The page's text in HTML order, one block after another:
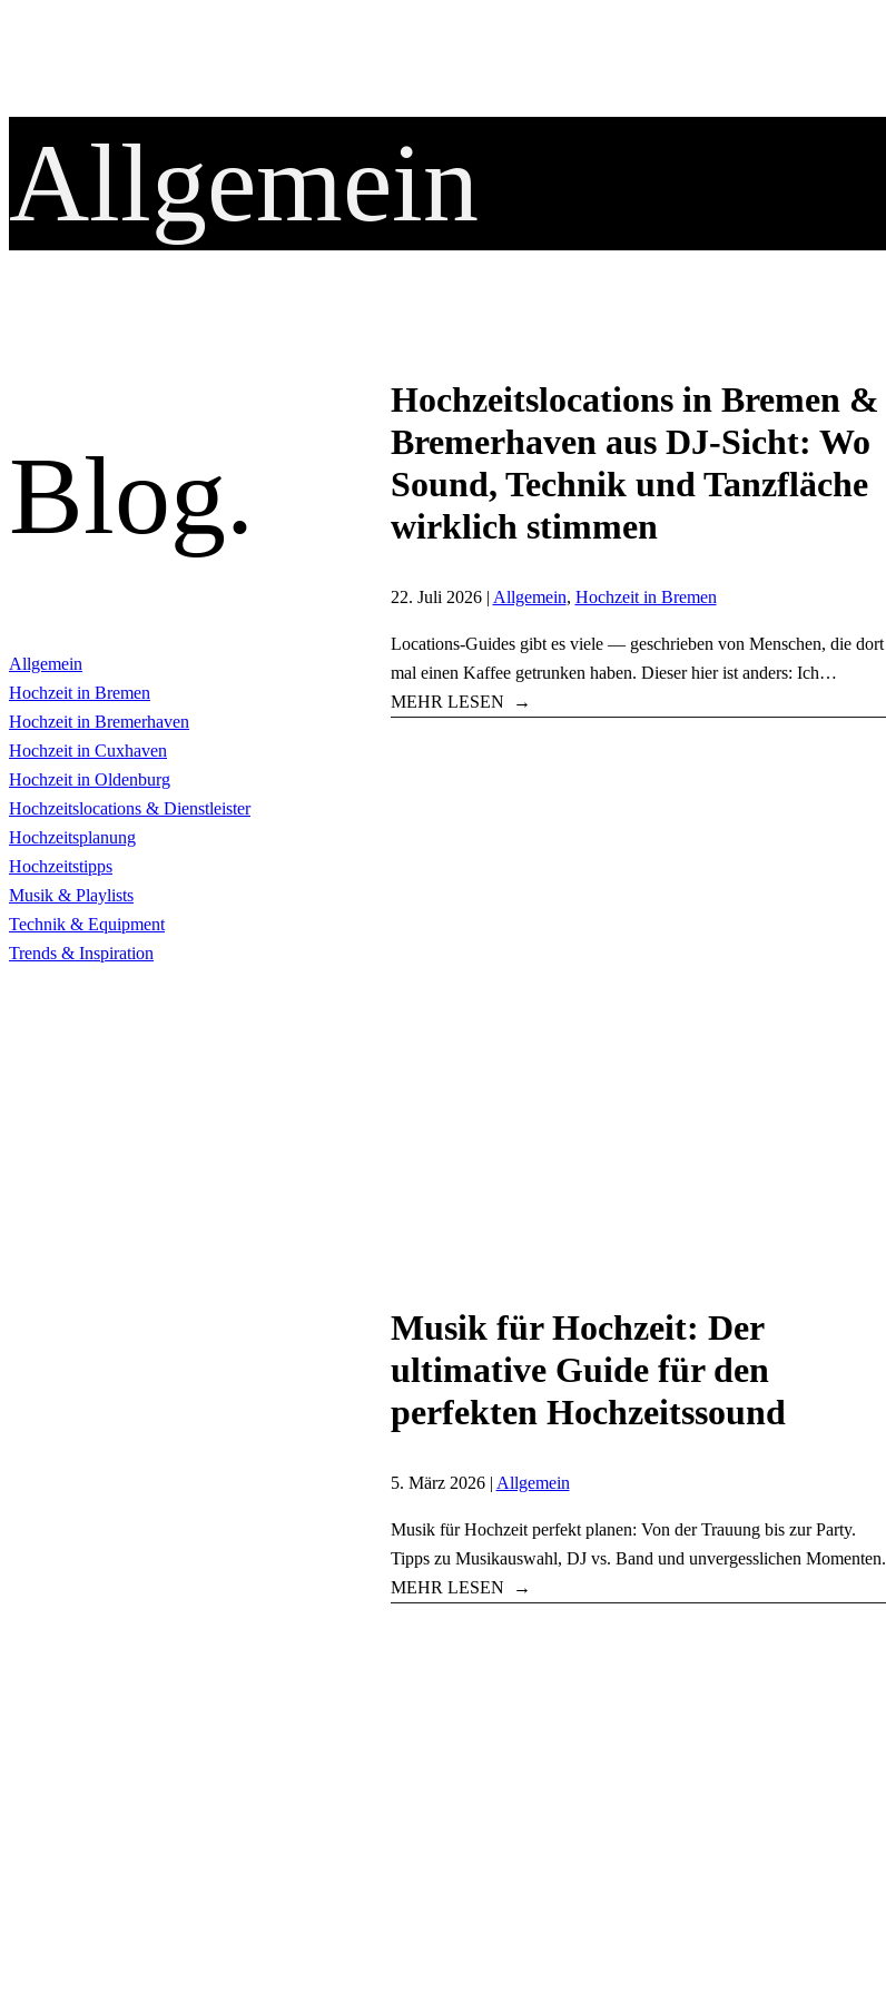
Allgemein
Blog.
Allgemein
Hochzeit in Bremen
Hochzeit in Bremerhaven
Hochzeit in Cuxhaven
Hochzeit in Oldenburg
Hochzeitslocations & Dienstleister
Hochzeitsplanung
Hochzeitstipps
Musik & Playlists
Technik & Equipment
Trends & Inspiration
Hochzeitslocations in Bremen &
Bremerhaven aus DJ-Sicht: Wo
Sound, Technik und Tanzfläche
wirklich stimmen
22. Juli 2026 | Allgemein, Hochzeit in Bremen
Locations-Guides gibt es viele — geschrieben von Menschen, die dort
mal einen Kaffee getrunken haben. Dieser hier ist anders: Ich…
MEHR LESEN
Musik für Hochzeit: Der
ultimative Guide für den
perfekten Hochzeitssound
5. März 2026 | Allgemein
Musik für Hochzeit perfekt planen: Von der Trauung bis zur Party.
Tipps zu Musikauswahl, DJ vs. Band und unvergesslichen Momenten.
MEHR LESEN